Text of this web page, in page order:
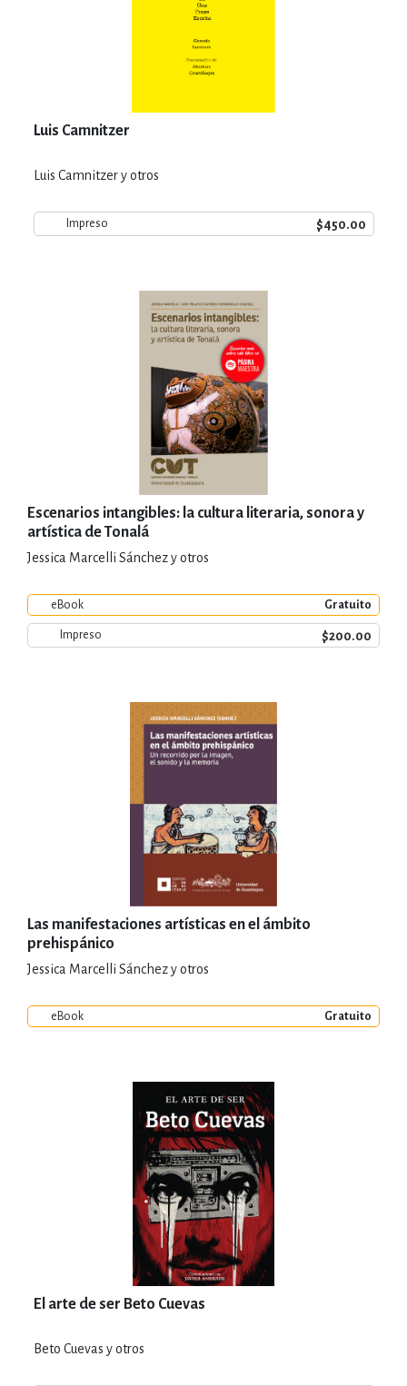
Luis Camnitzer
Luis Camnitzer y otros
Impreso $450.00
Escenarios intangibles: la cultura literaria, sonora y
artística de Tonalá
Jessica Marcelli Sánchez y otros
eBook Gratuito
Impreso $200.00
Las manifestaciones artísticas en el ámbito
prehispánico
Jessica Marcelli Sánchez y otros
eBook Gratuito
El arte de ser Beto Cuevas
Beto Cuevas y otros